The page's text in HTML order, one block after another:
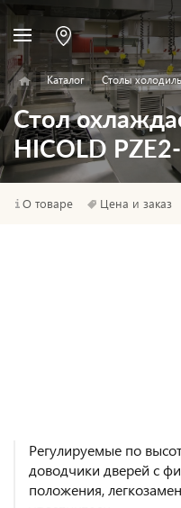
Каталог Столы
Стол
HICOLD
О товаре Цена и заказ
Регулируемые по
доводчики дверей с
положения,